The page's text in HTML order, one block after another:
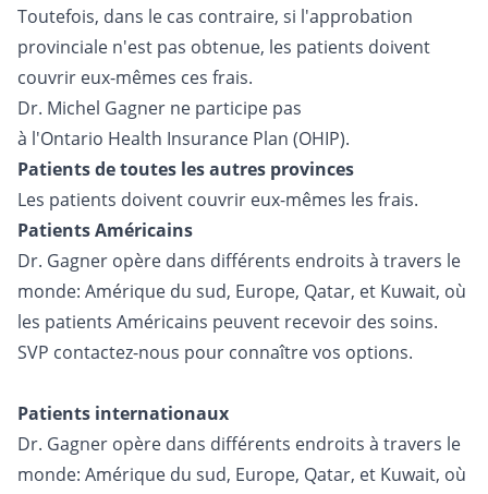
Toutefois, dans le cas contraire, si l'approbation
provinciale n'est pas obtenue, les patients doivent
couvrir eux-mêmes ces frais.
Dr. Michel Gagner ne participe pas
à l'Ontario Health Insurance Plan (OHIP).
Patients de toutes les autres provinces
Les patients doivent couvrir eux-mêmes les frais.
Patients Américains
Dr. Gagner opère dans différents endroits à travers le
monde: Amérique du sud, Europe, Qatar, et Kuwait, où
les patients Américains peuvent recevoir des soins.
SVP contactez-nous pour connaître vos options.
Patients internationaux
Dr. Gagner opère dans différents endroits à travers le
monde: Amérique du sud, Europe, Qatar, et Kuwait, où